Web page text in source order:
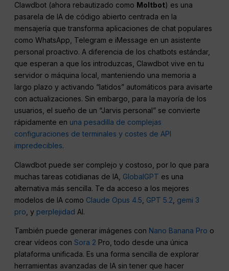
Clawdbot (ahora rebautizado como Moltbot) es una
pasarela de IA de código abierto centrada en la
mensajería que transforma aplicaciones de chat populares
como WhatsApp, Telegram e iMessage en un asistente
personal proactivo. A diferencia de los chatbots estándar,
que esperan a que los introduzcas, Clawdbot vive en tu
servidor o máquina local, manteniendo una memoria a
largo plazo y activando “latidos” automáticos para avisarte
con actualizaciones. Sin embargo, para la mayoría de los
usuarios, el sueño de un “Jarvis personal” se convierte
rápidamente en una pesadilla de complejas
configuraciones de terminales y costes de API
impredecibles.
Clawdbot puede ser complejo y costoso, por lo que para
muchas tareas cotidianas de IA, GlobalGPT es una
alternativa más sencilla. Te da acceso a los mejores
modelos de IA como Claude Opus 4.5 GPT 5.2 gemi 3
pro , y perplejidad AI.
También puede generar imágenes con Nano Banana Pro o
crear vídeos conSora 2 Pro, todo desde una única
plataforma unificada. Es una forma sencilla de explorar
herramientas avanzadas de IA sin tener que hacer